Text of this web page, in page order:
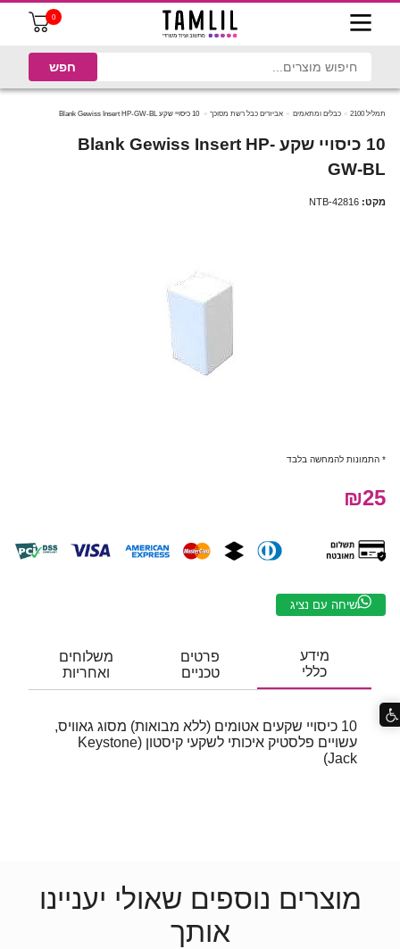
0
תמליל 2100 כבלים ומתאמים אביזרים כבל רשת מסוכך 10 כיסויי שקע Blank Gewiss Insert HP-GW-BL
10 כיסויי שקע Blank Gewiss Insert HP-
GW-BL
מקט: NTB-42816
* התמונות להמחשה בלבד
₪25
שיחה עם נציג
מידע
כללי
פרטים
טכניים
משלוחים
ואחריות
10 כיסויי שקעים אטומים (ללא מבואות) מסוג גאוויס,
עשויים פלסטיק איכותי לשקעי קיסטון (Keystone
Jack)
מוצרים נוספים שאולי יעניינו
אותך